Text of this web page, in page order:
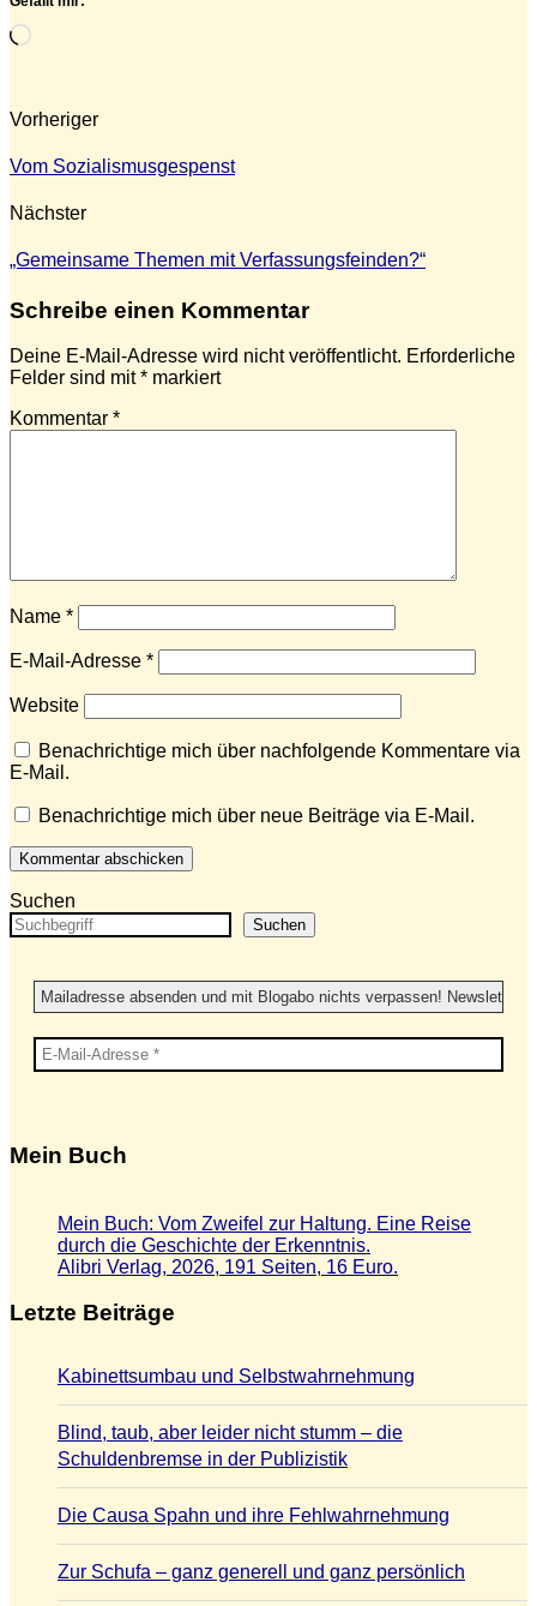
Wird
Vorheriger
Vom Sozialismusgespenst
Nächster
„Gemeinsame Themen mit Verfassungsfeinden?“
Schreibe einen Kommentar
Deine E-Mail-Adresse wird nicht veröffentlicht. Erforderliche
Felder sind mit* markiert
Kommentar *
Name *
E-Mail-Adresse *
Website
Benachrichtige mich über nachfolgende Kommentare via
E-Mail.
Benachrichtige mich über neue Beiträge via E-Mail.
Suchen
Suchen
Mein Buch
Mein Buch: Vom Zweifel zur Haltung. Eine Reise
durch die Geschichte der Erkenntnis.
Alibri Verlag, 2026, 191 Seiten, 16 Euro.
Letzte Beiträge
Kabinettsumbau und Selbstwahrnehmung
Blind, taub, aber leider nicht stumm – die
Schuldenbremse in der Publizistik
Die Causa Spahn und ihre Fehlwahrnehmung
Zur Schufa – ganz generell und ganz persönlich